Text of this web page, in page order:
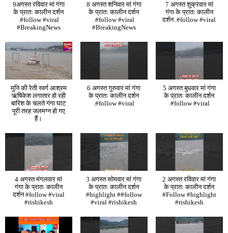
9अगस्त रविवार मां गंगा
के प्रातः कालीन दर्शन
.#follow #viral
#BreakingNews
8 अगस्त शनिवार मां गंगा
के प्रातः कालीन दर्शन
.#follow #viral
#BreakingNews
7 अगस्त शुक्रवार मां
गंगा के प्रातः कालीन
दर्शन .#follow #viral
मुनि की रेती स्वर्ग आश्रम
ऋषिकेश लगातार हो रही
बारिश के चलते गंगा घाट
पूरी तरह जलमग्न हो गए
हैं।
6 अगस्त गुरुवार मां गंगा
के प्रातः कालीन दर्शन
.#follow #viral
5 अगस्त बुधवार मां गंगा
के प्रातः कालीन दर्शन
.#follow #viral
4 अगस्त मंगलवार मां
गंगा के प्रातः कालीन
दर्शन #follow #viral
#rishikesh
3 अगस्त सोमवार मां गंगा
के प्रातः कालीन दर्शन
#highlight ##follow
#viral #rishikesh
2 अगस्त रविवार मां गंगा
के प्रातः कालीन दर्शन
#Follow #highlight
#rishikesh